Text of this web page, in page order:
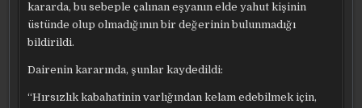
kararda, bu sebeple çalınan eşyanın elde yahut kişinin
üstünde olup olmadığının bir değerinin bulunmadığı
bildirildi.
Dairenin kararında, şunlar kaydedildi:
“Hırsızlık kabahatinin varlığından kelam edebilmek için,